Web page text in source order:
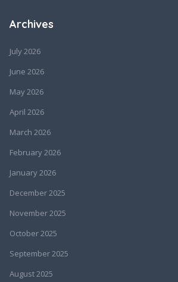
Archives
July 2026
June 2026
May 2026
April 2026
March 2026
February 2026
January 2026
December 2025
November 2025
October 2025
September 2025
August 2025